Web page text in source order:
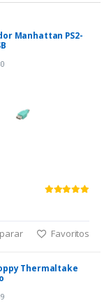
Manhattan PS2-
Favoritos
Thermaltake